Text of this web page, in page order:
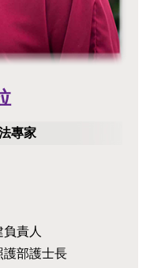
專家
責人
護部護士長